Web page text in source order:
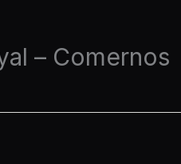
– Comernos